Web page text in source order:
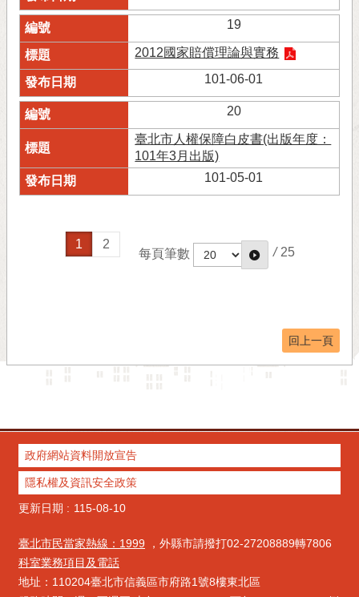
19
2012國家賠償理論與實務
101-06-01
20
臺北市人權保障白皮書(出版年度：
101年3月出版)
101-05-01
1 2
每頁筆數 / 25
回上一頁
政府網站資料開放宣告
隱私權及資訊安全政策
更新日期
115-08-10
臺北市民當家熱線：1999 ，外縣市請撥打02-27208889轉7806
科室業務項目及電話
地址：110204臺北市信義區市府路1號8樓東北區